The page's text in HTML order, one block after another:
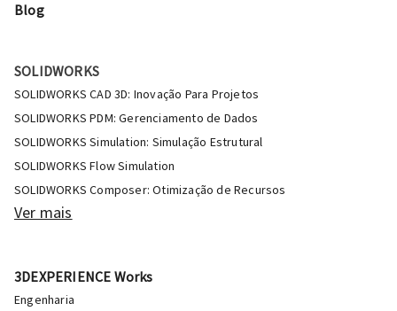
Blog
SOLIDWORKS
SOLIDWORKS CAD 3D: Inovação Para Projetos
SOLIDWORKS PDM: Gerenciamento de Dados
SOLIDWORKS Simulation: Simulação Estrutural
SOLIDWORKS Flow Simulation
SOLIDWORKS Composer: Otimização de Recursos
Ver mais
3DEXPERIENCE Works
Engenharia